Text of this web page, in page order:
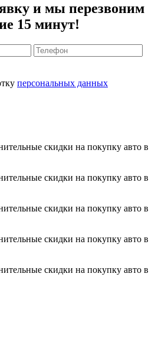
и мы перезвоним
15 минут!
персональных данных
скидки на покупку авто в
скидки на покупку авто в
скидки на покупку авто в
скидки на покупку авто в
скидки на покупку авто в